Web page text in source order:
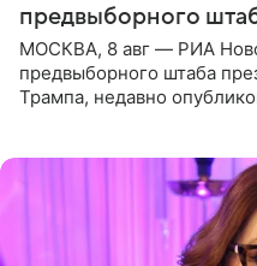
предвыборного
МОСКВА, 8 авг — РИА
предвыборного штаба
Трампа, недавно